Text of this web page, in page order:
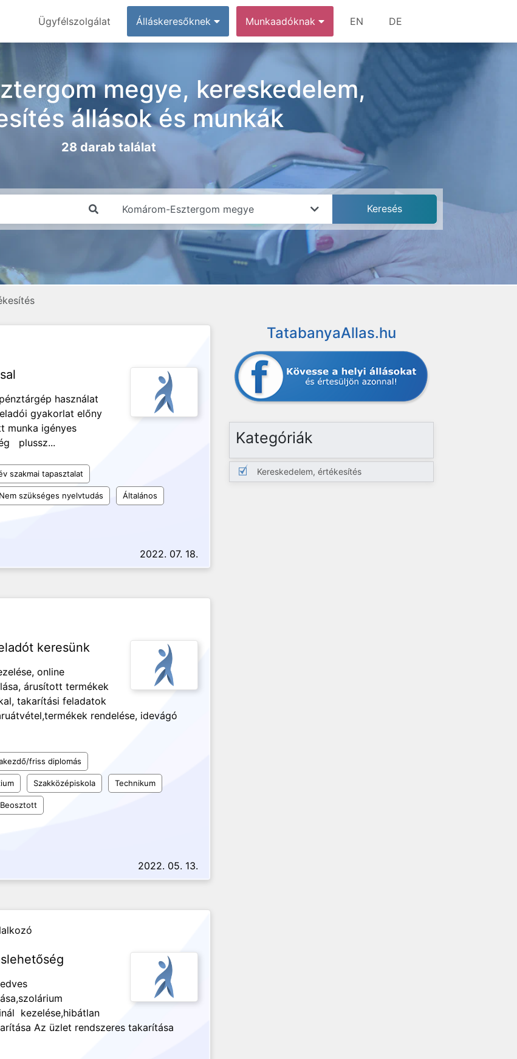
Ügyfélszolgálat Álláskeresőknek Munkaadóknak EN DE
megye, kereskedelem,
állások és munkák
28 darab találat
használat
gyakorlat előny
munka igényes
plussz...
szakmai tapasztalat
Nem szükséges nyelvtudás Általános
2022. 07. 18.
keresünk
online
árusított termékek
takarítási feladatok
rendelése, idevágó
friss diplomás
Szakközépiskola Technikum
Beosztott
2022. 05. 13.
kezelése,hibátlan
Az üzlet rendszeres takarítása
TatabanyaAllas.hu
Kategóriák
Kereskedelem, értékesítés